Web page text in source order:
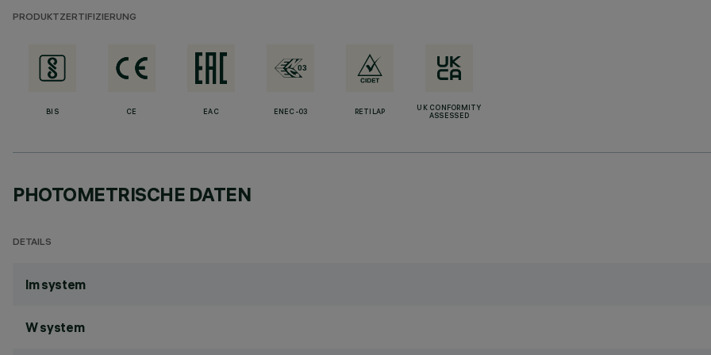
PRODUKTZERTIFIZIERUNG
BIS CE EAC ENEC-03 RETILAP
UK CONFORMITY
ASSESSED
PHOTOMETRISCHE DATEN
DETAILS
lm system
W system